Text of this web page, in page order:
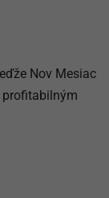
Nov Mesiac
profitabilným